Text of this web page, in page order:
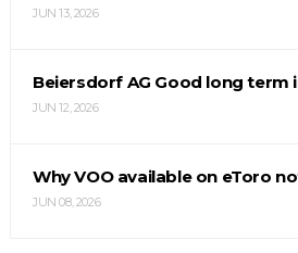
JUN 13, 2026
Beiersdorf AG Good long term
JUN 12, 2026
Why VOO available on eToro
JUN 08, 2026